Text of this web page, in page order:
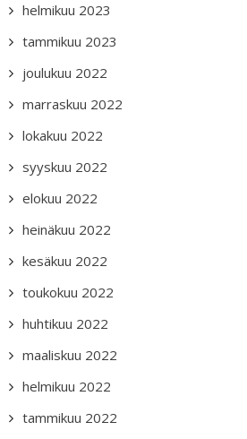
helmikuu 2023
tammikuu 2023
joulukuu 2022
marraskuu 2022
lokakuu 2022
syyskuu 2022
elokuu 2022
heinäkuu 2022
kesäkuu 2022
toukokuu 2022
huhtikuu 2022
maaliskuu 2022
helmikuu 2022
tammikuu 2022